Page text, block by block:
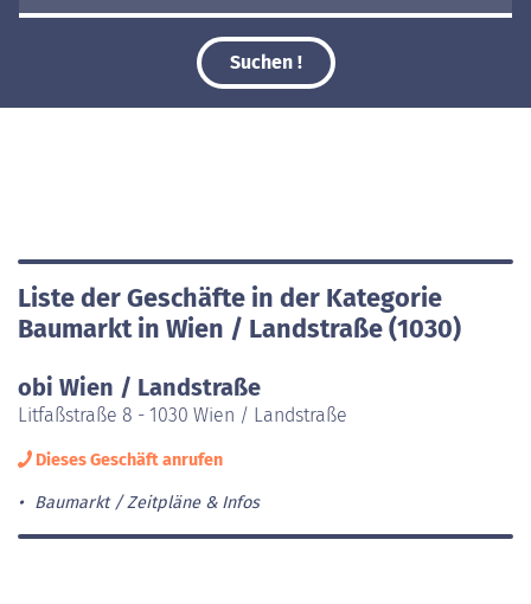
Suchen !
Liste der Geschäfte in der Kategorie
Baumarkt in Wien / Landstraße (1030)
obi Wien / Landstraße
Litfaßstraße 8 - 1030 Wien / Landstraße
Dieses Geschäft anrufen
Baumarkt Zeitpläne & Infos